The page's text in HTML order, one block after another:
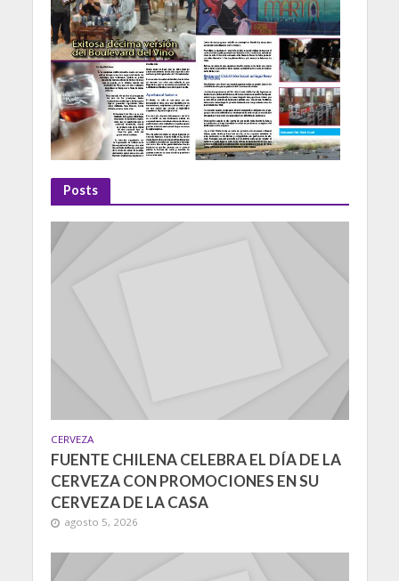
Posts
CERVEZA
FUENTE CHILENA CELEBRA EL DÍA DE LA
CERVEZA CON PROMOCIONES EN SU
CERVEZA DE LA CASA
agosto 5, 2026